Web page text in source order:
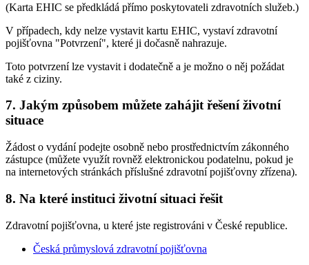
(Karta EHIC se předkládá přímo poskytovateli zdravotních služeb.)
V případech, kdy nelze vystavit kartu EHIC, vystaví zdravotní
pojišťovna "Potvrzení", které ji dočasně nahrazuje.
Toto potvrzení lze vystavit i dodatečně a je možno o něj požádat
také z ciziny.
7. Jakým způsobem můžete zahájit řešení životní
situace
Žádost o vydání podejte osobně nebo prostřednictvím zákonného
zástupce (můžete využít rovněž elektronickou podatelnu, pokud je
na internetových stránkách příslušné zdravotní pojišťovny zřízena).
8. Na které instituci životní situaci řešit
Zdravotní pojišťovna, u které jste registrováni v České republice.
Česká průmyslová zdravotní pojišťovna